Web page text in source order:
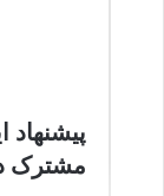
پیشنهاد
مشترک